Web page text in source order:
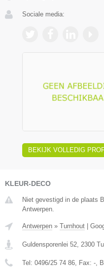
Sociale media:
BEKIJK VOLLEDIG
KLEUR-DECO
Niet gevestigd in de plaats
Antwerpen.
Antwerpen » Turnhout |
Guldensporenlei 52 2300
Tel: 0496/25 74 86 , Fax: - ,